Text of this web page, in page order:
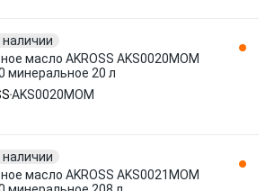
наличии
масло AKROSS AKS0020MOM
минеральное 20 л
AKS0020MOM
наличии
масло AKROSS AKS0021MOM